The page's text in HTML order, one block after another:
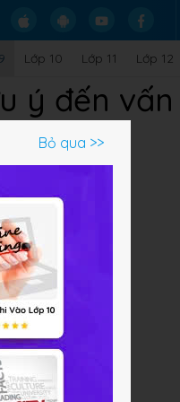
Lớp 10 Lớp 11 Lớp 12
ý đến vấn
Bỏ qua >>